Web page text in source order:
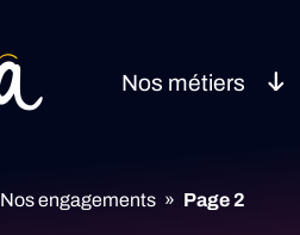
Nos métiers
Nos engagements » Page 2